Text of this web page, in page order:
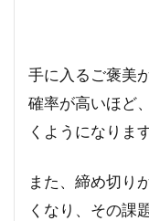
手に入るご褒美
確率が高いほど
くようになります
また、締め切り
くなり、その課